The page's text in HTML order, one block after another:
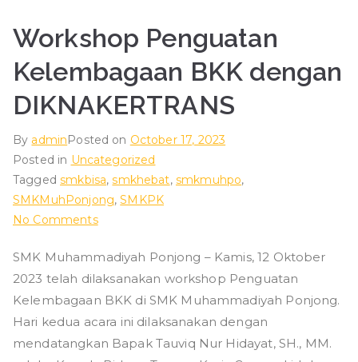
Workshop Penguatan
Kelembagaan BKK dengan
DIKNAKERTRANS
By adminPosted on October 17, 2023
Posted in Uncategorized
Taggedsmkbisa,smkhebat, smkmuhpo,
SMKMuhPonjong,SMKPK
No Commentson
Penguatan
Kelembagaan
BKK
dengan
DIKNAKERTRANS
SMK Muhammadiyah Ponjong – Kamis, 12 Oktober
2023 telah dilaksanakan workshop Penguatan
Kelembagaan BKK di SMK Muhammadiyah Ponjong.
Hari kedua acara ini dilaksanakan dengan
mendatangkan Bapak Tauviq Nur Hidayat, SH., MM.